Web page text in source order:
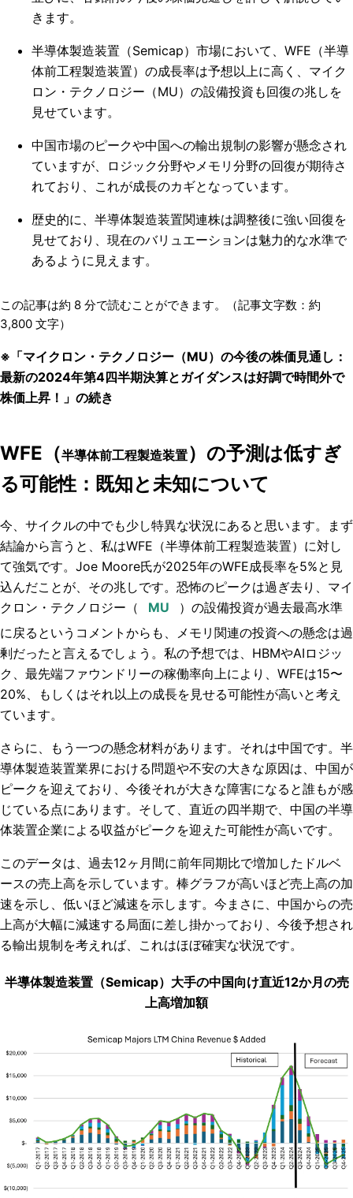
きます。
半導体製造装置（Semicap）市場において、WFE（半導
体前工程製造装置）の成長率は予想以上に高く、マイク
ロン・テクノロジー（MU）の設備投資も回復の兆しを
見せています。
中国市場のピークや中国への輸出規制の影響が懸念され
ていますが、ロジック分野やメモリ分野の回復が期待さ
れており、これが成長のカギとなっています。
歴史的に、半導体製造装置関連株は調整後に強い回復を
見せており、現在のバリュエーションは魅力的な水準で
あるように見えます。
この記事は約 8 分で読むことができます。（記事文字数：約
3,800 文字）
※「マイクロン・テクノロジー（MU）の今後の株価見通し：
最新の2024年第4四半期決算とガイダンスは好調で時間外で
株価上昇！」の続き
WFE（半導体前工程製造装置）の予測は低すぎ
る可能性：既知と未知について
今、サイクルの中でも少し特異な状況にあると思います。まず
結論から言うと、私はWFE（半導体前工程製造装置）に対し
て強気です。Joe Moore氏が2025年のWFE成長率を5%と見
込んだことが、その兆しです。恐怖のピークは過ぎ去り、マイ
クロン・テクノロジー（
）の設備投資が過去最高水準
に戻るというコメントからも、メモリ関連の投資への懸念は過
剰だったと言えるでしょう。私の予想では、HBMやAIロジッ
ク、最先端ファウンドリーの稼働率向上により、WFEは15〜
20%、もしくはそれ以上の成長を見せる可能性が高いと考え
ています。
さらに、もう一つの懸念材料があります。それは中国です。半
導体製造装置業界における問題や不安の大きな原因は、中国が
ピークを迎えており、今後それが大きな障害になると誰もが感
じている点にあります。そして、直近の四半期で、中国の半導
体装置企業による収益がピークを迎えた可能性が高いです。
このデータは、過去12ヶ月間に前年同期比で増加したドルベ
ースの売上高を示しています。棒グラフが高いほど売上高の加
速を示し、低いほど減速を示します。今まさに、中国からの売
上高が大幅に減速する局面に差し掛かっており、今後予想され
る輸出規制を考えれば、これはほぼ確実な状況です。
半導体製造装置（Semicap）大手の中国向け直近12か月の売
上高増加額